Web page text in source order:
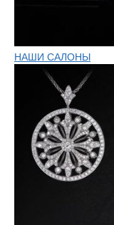
НАШИ САЛОНЫ